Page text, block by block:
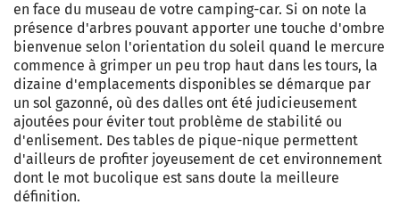
en face du museau de votre camping-car. Si on note la
présence d'arbres pouvant apporter une touche d'ombre
bienvenue selon l'orientation du soleil quand le mercure
commence à grimper un peu trop haut dans les tours, la
dizaine d'emplacements disponibles se démarque par
un sol gazonné, où des dalles ont été judicieusement
ajoutées pour éviter tout problème de stabilité ou
d'enlisement. Des tables de pique-nique permettent
d'ailleurs de profiter joyeusement de cet environnement
dont le mot bucolique est sans doute la meilleure
définition.